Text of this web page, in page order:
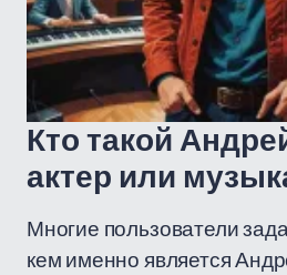
Кто такой
актер или
Многие пользователи
кем именно является